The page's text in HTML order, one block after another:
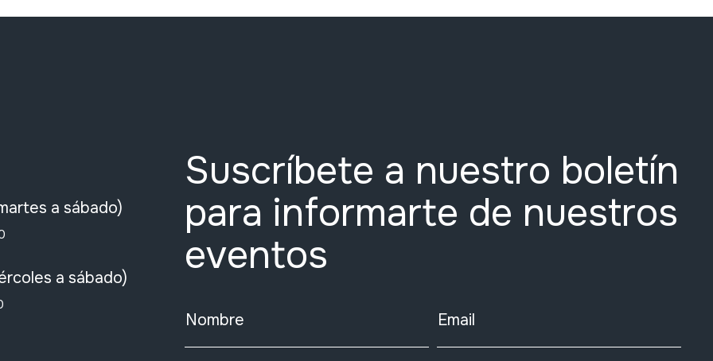
a sábado)
a sábado)
Suscríbete a nuestro boletín
para informarte de nuestros
eventos
Nombre Email